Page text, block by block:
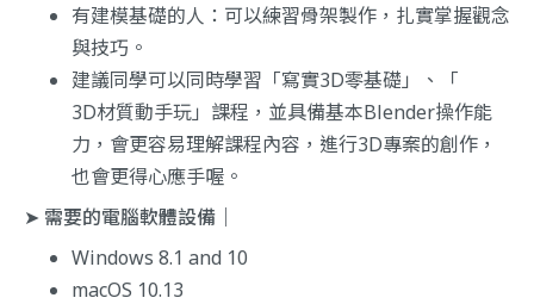
有建模基礎的人：可以練習骨架製作，扎實掌握觀念
與技巧。
建議同學可以同時學習「寫實3D零基礎 」、「
3D材質動手玩」課程，並具備基本Blender操作能
力，會更容易理解課程內容，進行3D專案的創作，
也會更得心應手喔。
➤ 需要的電腦軟體設備｜
Windows 8.1 and 10
macOS 10.13